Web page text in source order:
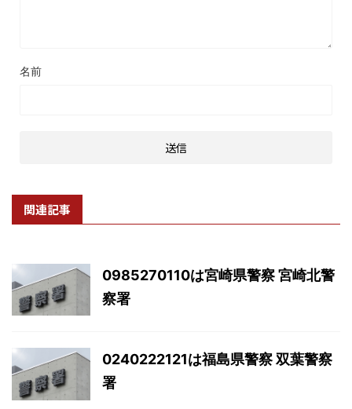
名前
関連記事
0985270110は宮崎県警察 宮崎北警
察署
0240222121は福島県警察 双葉警察
署